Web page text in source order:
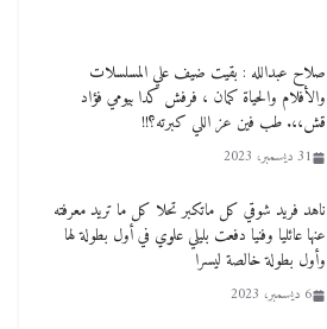
صلاح عبدالله : بقيت ضيف علي المسلسلات
والأفلام والحياة كمان ، فرفش كدا بيومي فؤاد
قش،،. طب فين عز اللي كبرته؟!!
31 ديسمبر، 2023
ناهد فريد شوقي كل ماتكبر تحلا كل ما تريد معرفته
عنها عائليا وفنيا دفعت بليلي علوي في أول بطولة لها
وأول بطولة خالصة ليسرا
6 ديسمبر، 2023